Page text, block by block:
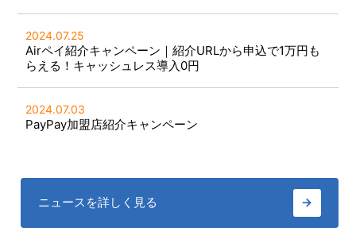
2024.07.25
Airペイ紹介キャンペーン｜紹介URLから申込で1万円も
らえる！キャッシュレス導入0円
2024.07.03
PayPay加盟店紹介キャンペーン
ニュースを詳しく見る →